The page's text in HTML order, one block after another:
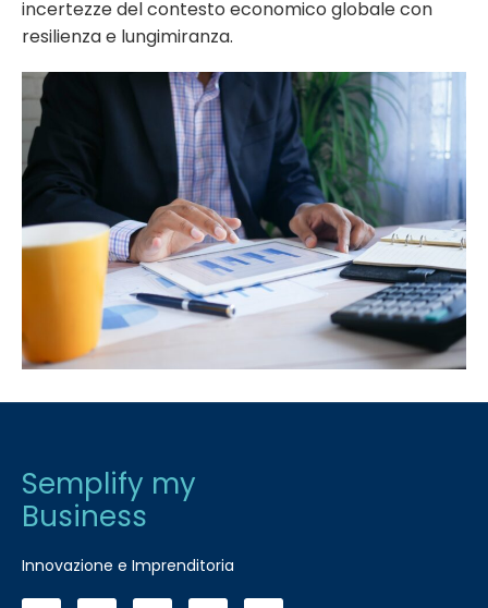
incertezze del contesto economico globale con
resilienza e lungimiranza.
Semplify my
Business
Innovazione e Imprenditoria